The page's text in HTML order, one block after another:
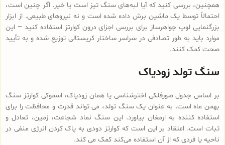
همچنین، بررسی کنید که آیا لبه‌های سنگ تیز است یا خیر. اگر چنین است،
احتمالاً توسط یک ماشین برش داده شده است و نه نیروهای طبیعی. از ابزار
بزرگنمایی لوپ جواهرساز برای بررسی اجزای درون کوارتز استفاده کنید – این
موارد باید به طور تصادفی در سراسر ساختار کریستالی توزیع شده و به تأیید
صحت کمک کنند.
سنگ تولد زودیاک
بر اساس جدول صورفلکی اخترشناسی یا همان زودیاک، اسموکی کوارتز سنگ
بهمن ماه است. به عنوان یک سنگ تولد، می تواند قدرت و محافظت را برای
استفاده کننده به ارمغان بیاورد. این سنگ نماد شجاعت، زمین، تعادل و
ثبات است. اعتقاد بر این است که کوارتز دودی به پاک کردن انرژی منفی در
ناحیه یا فردی که از آن استفاده می‌کند کمک می کند.